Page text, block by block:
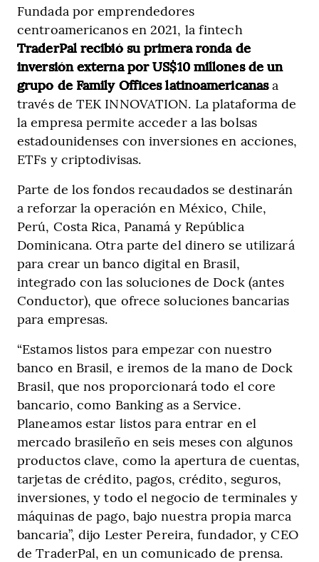
Fundada por emprendedores
centroamericanos en 2021, la fintech
TraderPal recibió su primera ronda de
inversión externa por US$10 millones de un
grupo de Family Offices latinoamericanasa
través de TEK INNOVATION. La plataforma de
la empresa permite acceder a las bolsas
estadounidenses con inversiones en acciones,
ETFs y criptodivisas.
Parte de los fondos recaudados se destinarán
a reforzar la operación en México, Chile,
Perú, Costa Rica, Panamá y República
Dominicana. Otra parte del dinero se utilizará
para crear un banco digital en Brasil,
integrado con las soluciones de Dock (antes
Conductor), que ofrece soluciones bancarias
para empresas.
“Estamos listos para empezar con nuestro
banco en Brasil, e iremos de la mano de Dock
Brasil, que nos proporcionará todo el core
bancario, como Banking as a Service.
Planeamos estar listos para entrar en el
mercado brasileño en seis meses con algunos
productos clave, como la apertura de cuentas,
tarjetas de crédito, pagos, crédito, seguros,
inversiones, y todo el negocio de terminales y
máquinas de pago, bajo nuestra propia marca
bancaria”, dijo Lester Pereira, fundador, y CEO
de TraderPal, en un comunicado de prensa.